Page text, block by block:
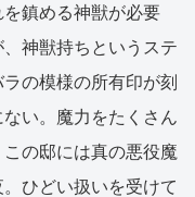
鎮める神獣が必要
神獣持ちというステ
の模様の所有印が刻
い。魔力をたくさん
の邸には真の悪役魔
ひどい扱いを受けて